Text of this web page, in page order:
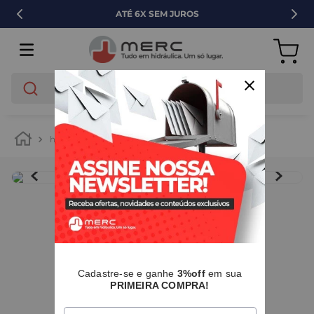
ATÉ 6X SEM JUROS
O que você está buscando?
hidráulica tubos e conexões pvc
IMAGENS MERAMENTE ILUSTRATIVAS
Cadastre-se e ganhe 3%offem sua
PRIMEIRA COMPRA!